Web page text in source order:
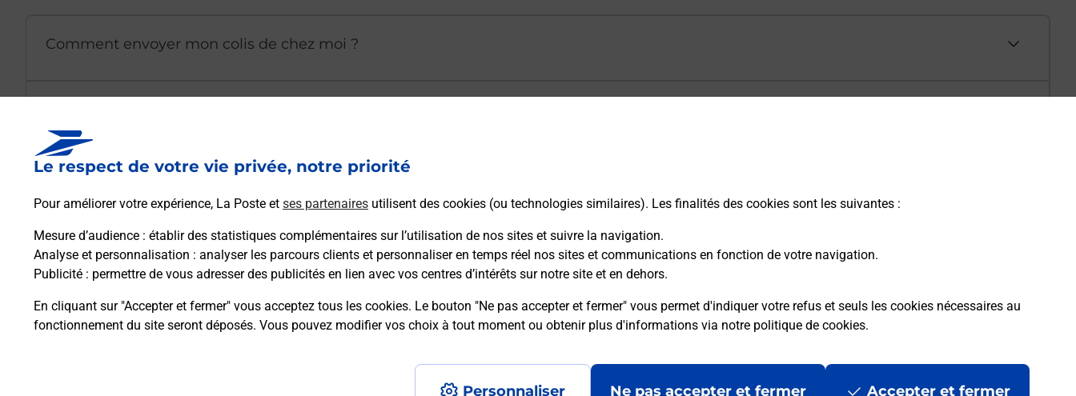
Le respect de votre vie privée, notre priorité
Pour améliorer votre expérience, La Poste et ses partenaires utilisent des cookies (ou technologies similaires). Les finalités des cookies sont les suivantes :
Mesure d’audience : établir des statistiques complémentaires sur l’utilisation de nos sites et suivre la navigation.
Analyse et personnalisation : analyser les parcours clients et personnaliser en temps réel nos sites et communications en fonction de votre navigation.
Publicité : permettre de vous adresser des publicités en lien avec vos centres d’intérêts sur notre site et en dehors.
En cliquant sur "Accepter et fermer" vous acceptez tous les cookies. Le bouton "Ne pas accepter et fermer" vous permet d'indiquer votre refus et seuls les cookies nécessaires au
fonctionnement du site seront déposés. Vous pouvez modifier vos choix à tout moment ou obtenir plus d'informations via notre politique de cookies.
Personnaliser Ne pas accepter et fermer Accepter et fermer
Comment envoyer mon colis de chez moi ?
Comment demander une modification de livraison ?
Comment La Poste participe-t-elle à votre sécurité au quotidien ?
Puis-je passer mon code de la route avec La Poste et sous quelles conditions ?